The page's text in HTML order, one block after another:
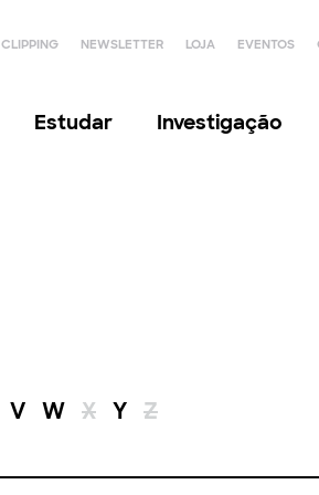
CLIPPING NEWSLETTER LOJA EVENTOS
Estudar Investigação
V W X Y Z